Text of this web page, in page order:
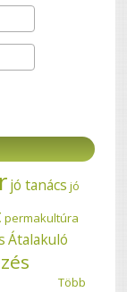
jó tanács jó
permakultúra
Átalakuló
Több